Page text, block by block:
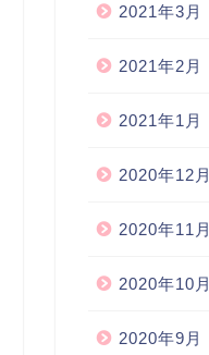
2021年3月
2021年2月
2021年1月
2020年12月
2020年11月
2020年10月
2020年9月